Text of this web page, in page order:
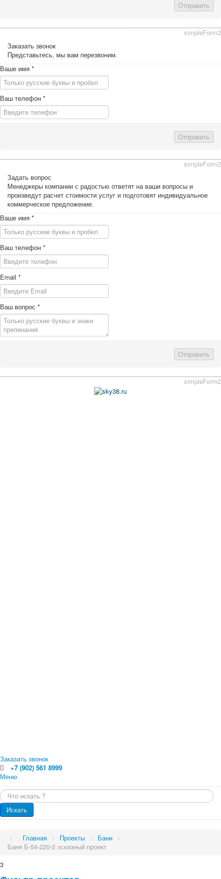
Отправить
simpleForm2
Заказать звонок
Представьтесь, мы вам перезвоним.
Ваше имя *
Ваш телефон *
Отправить
simpleForm2
Задать вопрос
Менеджеры компании с радостью ответят на ваши вопросы и
произведут расчет стоимости услуг и подготовят индивидуальное
коммерческое предложение.
Ваше имя *
Ваш телефон *
Email *
Ваш вопрос *
Отправить
simpleForm2
Заказать звонок
+7 (902) 561 8999
Меню
Каталог
Оцилиндрованное бревно
Профилированный брус
Погонажные изделия. Вагонка, планкен, доска пола
Проекты
Бани
Главная
Каталог
Проекты
Искать...
Искать
Главная > Проекты > Бани >
Баня Б-54-220-2 эскизный проект
3